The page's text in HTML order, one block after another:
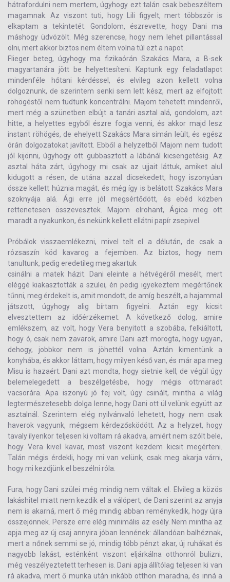
hátrafordulni nem mertem, úgyhogy ezt talán csak bebeszéltem
magamnak. Az viszont tuti, hogy Lili figyelt, mert többször is
elkaptam a tekintetét. Gondolom, észrevette, hogy Dani ma
máshogy üdvözölt. Még szerencse, hogy nem lehet pillantással
ölni, mert akkor biztos nem éltem volna túl ezt a napot.
Flieger beteg, úgyhogy ma fizikaórán Szakács Mara, a B-sek
magyartanára jött be helyettesíteni. Kaptunk egy feladatlapot
mindenféle hőtani kérdéssel, és elvileg azon kellett volna
dolgoznunk, de szerintem senki sem lett kész, mert az elfojtott
röhögéstől nem tudtunk koncentrálni. Majom tehetett mindenről,
mert még a szünetben elbújt a tanári asztal alá, gondolom, azt
hitte, a helyettes egyből észre fogja venni, és akkor majd lesz
instant röhögés, de ehelyett Szakács Mara simán leült, és egész
órán dolgozatokat javított. Ebből a helyzetből Majom nem tudott
jól kijönni, úgyhogy ott gubbasztott a lábánál kicsengetésig. Az
asztal háta zárt, úgyhogy mi csak az ujjait láttuk, amiket alul
kidugott a résen, de utána azzal dicsekedett, hogy iszonyúan
össze kellett húznia magát, és még így is belátott Szakács Mara
szoknyája alá. Ági erre jól megsértődött, és ebéd közben
rettenetesen összevesztek. Majom elrohant, Ágica meg ott
maradt a nyakunkon, és nekünk kellett ellátni papír zsepivel.
Próbálok visszaemlékezni, mivel telt el a délután, de csak a
rózsaszín köd kavarog a fejemben. Az biztos, hogy nem
tanultunk, pedig eredetileg meg akartuk
csinálni a matek házit. Dani eleinte a hétvégéről mesélt, mert
eléggé kiakasztották a szülei, én pedig igyekeztem megértőnek
tűnni, meg érdekelt is, amit mondott, de amíg beszélt, a hajammal
játszott, úgyhogy alig bírtam figyelni. Aztán egy kicsit
elvesztettem az időérzékemet. A következő dolog, amire
emlékszem, az volt, hogy Vera benyitott a szobába, felkiáltott,
hogy ó, csak nem zavarok, amire Dani azt morogta, hogy ugyan,
dehogy, jobbkor nem is jöhettél volna. Aztán kimentünk a
konyhába, és akkor láttam, hogy milyen késő van, és már apa meg
Misu is hazaért. Dani azt mondta, hogy sietnie kell, de végül úgy
belemelegedett a beszélgetésbe, hogy mégis ottmaradt
vacsorára. Apa iszonyú jó fej volt, úgy csinált, mintha a világ
legtermészetesebb dolga lenne, hogy Dani ott ül velünk együtt az
asztalnál. Szerintem elég nyilvánvaló lehetett, hogy nem csak
haverok vagyunk, mégsem kérdezősködött. Az a helyzet, hogy
tavaly ilyenkor teljesen ki voltam rá akadva, amiért nem szólt bele,
hogy Vera kivel kavar, most viszont kezdem kicsit megérteni.
Talán mégis érdekli, hogy mi van velünk, csak meg akarja várni,
hogy mi kezdjünk el beszélni róla.
Fura, hogy Dani szülei még mindig nem váltak el. Elvileg a közös
lakáshitel miatt nem kezdik el a válópert, de Dani szerint az anyja
nem is akarná, mert ő még mindig abban reménykedik, hogy újra
összejönnek. Persze erre elég minimális az esély. Nem mintha az
apja meg az új csaj annyira jóban lennének: állandóan balhéznak,
mert a nőnek semmi se jó, mindig több pénzt akar, új ruhákat és
nagyobb lakást, esténként viszont eljárkálna otthonról bulizni,
még veszélyeztetett terhesen is. Dani apja állítólag teljesen ki van
rá akadva, mert ő munka után inkább otthon maradna, és inná a